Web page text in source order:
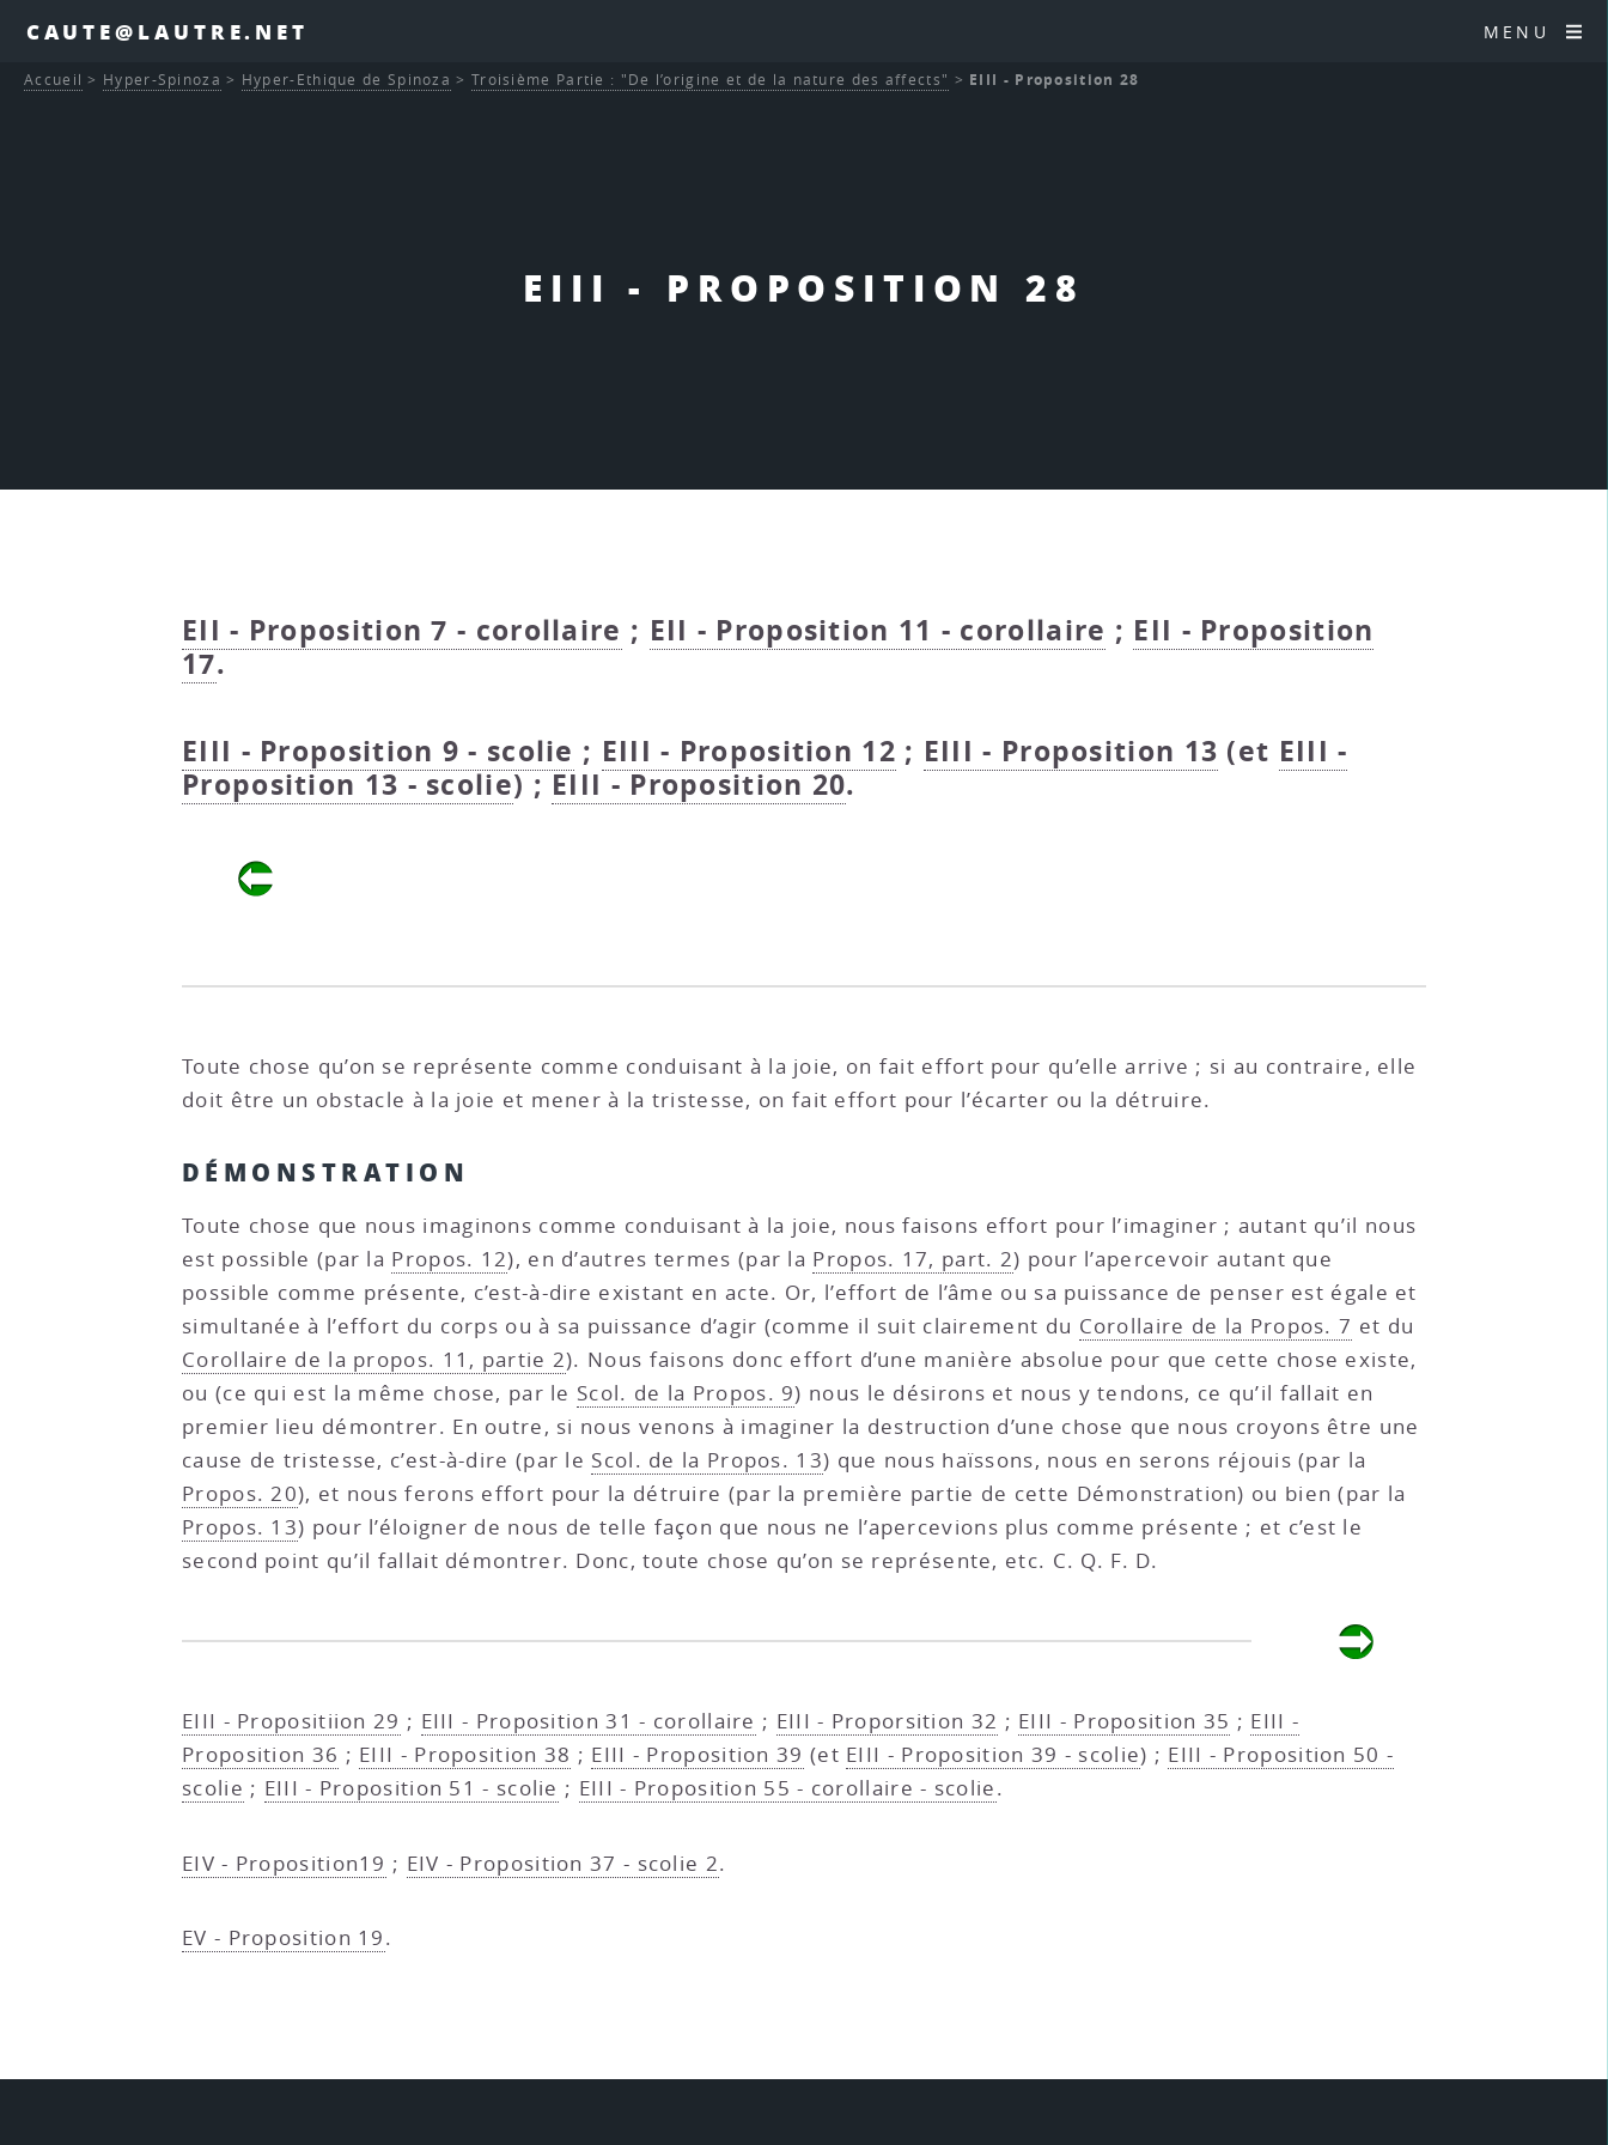
CAUTE@LAUTRE.NET MENU
EIII - PROPOSITION 28
Accueil > Hyper-Spinoza > Hyper-Ethique de Spinoza > Troisième Partie : "De l’origine et de la nature des affects" > EIII - Proposition 28
EII - Proposition 7 - corollaire ; EII - Proposition 11 - corollaire ; EII - Proposition
17.
EIII - Proposition 9 - scolie ; EIII - Proposition 12 ; EIII - Proposition 13 (et EIII -
Proposition 13 - scolie) ; EIII - Proposition 20.
Toute chose qu’on se représente comme conduisant à la joie, on fait effort pour qu’elle arrive ; si au contraire, elle
doit être un obstacle à la joie et mener à la tristesse, on fait effort pour l’écarter ou la détruire.
DÉMONSTRATION
Toute chose que nous imaginons comme conduisant à la joie, nous faisons effort pour l’imaginer ; autant qu’il nous
est possible (par la Propos. 12), en d’autres termes (par la Propos. 17, part. 2) pour l’apercevoir autant que
possible comme présente, c’est-à-dire existant en acte. Or, l’effort de l’âme ou sa puissance de penser est égale et
simultanée à l’effort du corps ou à sa puissance d’agir (comme il suit clairement du Corollaire de la Propos. 7 et du
Corollaire de la propos. 11, partie 2). Nous faisons donc effort d’une manière absolue pour que cette chose existe,
ou (ce qui est la même chose, par le Scol. de la Propos. 9) nous le désirons et nous y tendons, ce qu’il fallait en
premier lieu démontrer. En outre, si nous venons à imaginer la destruction d’une chose que nous croyons être une
cause de tristesse, c’est-à-dire (par le Scol. de la Propos. 13) que nous haïssons, nous en serons réjouis (par la
Propos. 20), et nous ferons effort pour la détruire (par la première partie de cette Démonstration) ou bien (par la
Propos. 13) pour l’éloigner de nous de telle façon que nous ne l’apercevions plus comme présente ; et c’est le
second point qu’il fallait démontrer. Donc, toute chose qu’on se représente, etc. C. Q. F. D.
EIII - Propositiion 29 ; EIII - Proposition 31 - corollaire ; EIII - Proporsition 32 ; EIII - Proposition 35 ; EIII -
Proposition 36 ; EIII - Proposition 38 ; EIII - Proposition 39 (et EIII - Proposition 39 - scolie) ; EIII - Proposition 50 -
scolie ; EIII - Proposition 51 - scolie ; EIII - Proposition 55 - corollaire - scolie.
EIV - Proposition19 ; EIV - Proposition 37 - scolie 2.
EV - Proposition 19.